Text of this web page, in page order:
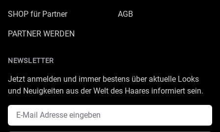
SHOP für Partner
PARTNER WERDEN
AGB
NEWSLETTER
Jetzt anmelden und immer bestens über aktuelle Looks
und Neuigkeiten aus der Welt des Haares informiert sein.
E-Mail Adresse